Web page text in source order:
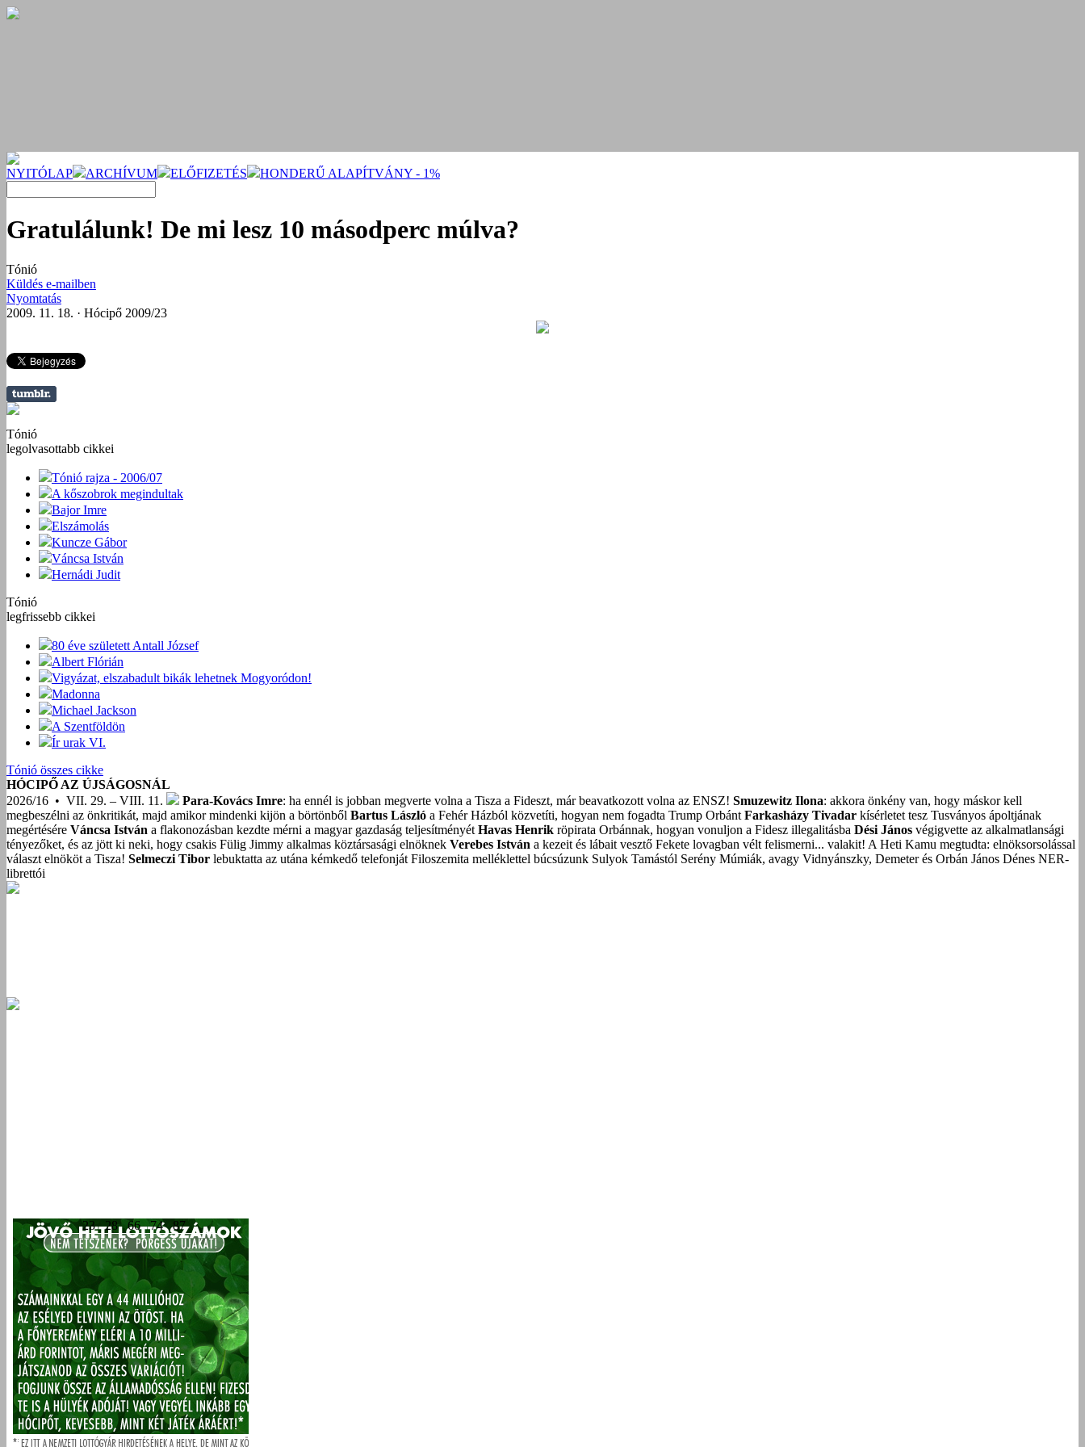
NYITÓLAP ARCHÍVUM ELŐFIZETÉS HONDERŰ ALAPÍTVÁNY - 1%
Gratulálunk! De mi lesz 10 másodperc múlva?
Tónió
Küldés e-mailben
Nyomtatás
2009. 11. 18. · Hócipő 2009/23
Tónió
legolvasottabb cikkei
Tónió rajza - 2006/07
A kőszobrok megindultak
Bajor Imre
Elszámolás
Kuncze Gábor
Váncsa István
Hernádi Judit
Tónió
legfrissebb cikkei
80 éve született Antall József
Albert Flórián
Vigyázat, elszabadult bikák lehetnek Mogyoródon!
Madonna
Michael Jackson
A Szentföldön
Ír urak VI.
Tónió összes cikke
HÓCIPŐ AZ ÚJSÁGOSNÁL
2026/16 • VII. 29. – VIII. 11.
Para-Kovács Imre: ha ennél is jobban megverte volna a Tisza a Fideszt, már beavatkozott volna az ENSZ! Smuzewitz Ilona: akkora önkény van, hogy máskor kell
megbeszélni az önkritikát, majd amikor mindenki kijön a börtönből Bartus László a Fehér Házból közvetíti, hogyan nem fogadta Trump Orbánt Farkasházy Tivadar kísérletet tesz Tusványos ápoltjának
megértésére Váncsa István a flakonozásban kezdte mérni a magyar gazdaság teljesítményét Havas Henrik röpirata Orbánnak, hogyan vonuljon a Fidesz illegalitásba Dési János végigvette az alkalmatlansági
tényezőket, és az jött ki neki, hogy csakis Fülig Jimmy alkalmas köztársasági elnöknek Verebes István a kezeit és lábait vesztő Fekete lovagban vélt felismerni... valakit! A Heti Kamu megtudta: elnöksorsolással
választ elnököt a Tisza! Selmeczi Tibor lebuktatta az utána kémkedő telefonját Filoszemita melléklettel búcsúzunk Sulyok Tamástól Serény Múmiák, avagy Vidnyánszky, Demeter és Orbán János Dénes NER-
librettói